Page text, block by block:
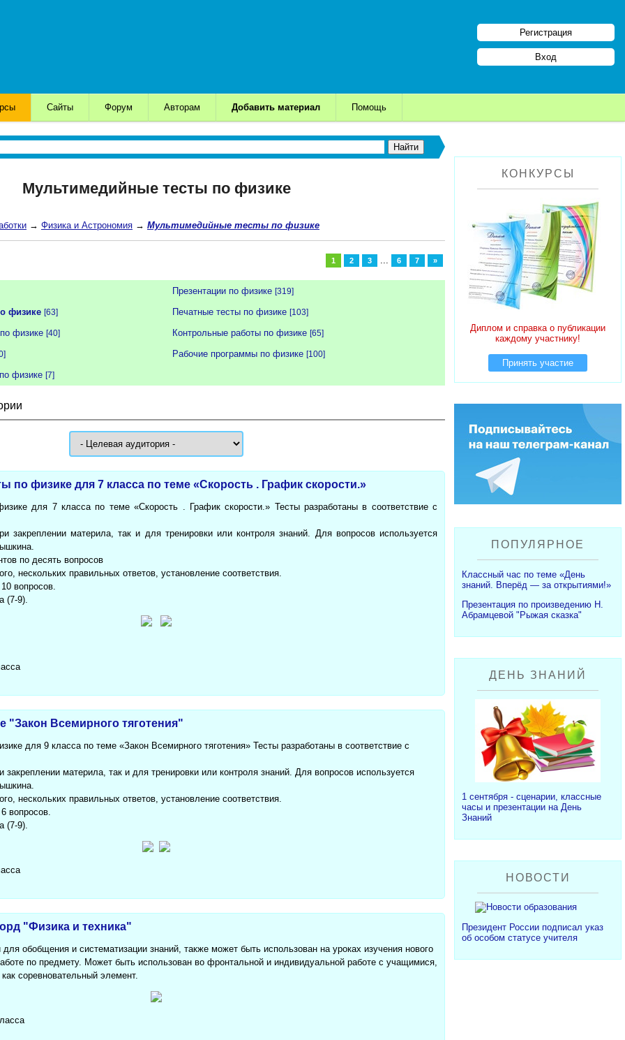
Регистрация
Вход
Сайты Форум Авторам Добавить материал Помощь
Мультимедийные тесты по физике
→ Физика и Астрономия → Мультимедийные тесты по физике
1 2 3 ... 6 7 »
Презентации по физике [319]
физике [63] Печатные тесты по физике [103]
физике [40] Контрольные работы по физике [65]
Рабочие программы по физике [100]
физике [7]
по физике для 7 класса по теме «Скорость . График скорости.»
для 7 класса по теме «Скорость . График скорости.» Тесты разработаны в соответствие с
закреплении материла, так и для тренировки или контроля знаний. Для вопросов используется
по десять вопросов
нескольких правильных ответов, установление соответствия.
вопросов.
(7-9).
"Закон Всемирного тяготения"
для 9 класса по теме «Закон Всемирного тяготения» Тесты разработаны в соответствие с
закреплении материла, так и для тренировки или контроля знаний. Для вопросов используется
нескольких правильных ответов, установление соответствия.
вопросов.
(7-9).
"Физика и техника"
обобщения и систематизации знаний, также может быть использован на уроках изучения нового
по предмету. Может быть использован во фронтальной и индивидуальной работе с учащимися,
соревновательный элемент.
КОНКУРСЫ
Диплом и справка о публикации
каждому участнику!
Принять участие
ПОПУЛЯРНОЕ
Классный час по теме «День
знаний. Вперёд — за открытиями!»
Презентация по произведению Н.
Абрамцевой "Рыжая сказка"
ДЕНЬ ЗНАНИЙ
1 сентября - сценарии, классные
часы и презентации на День
Знаний
НОВОСТИ
Президент России подписал указ
об особом статусе учителя